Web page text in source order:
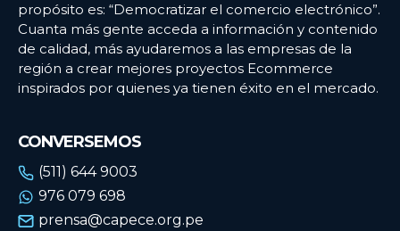
CHILE
COLOMBIA
ECUADOR
URUGUAY
VENEZUELA
CHILE
COLOMBIA
ECUADOR
URUGUAY
VENEZUELA
propósito es: “Democratizar el comercio electrónico”.
Cuanta más gente acceda a información y contenido
de calidad, más ayudaremos a las empresas de la
región a crear mejores proyectos Ecommerce
inspirados por quienes ya tienen éxito en el mercado.
CONVERSEMOS
(511) 644 9003
976 079 698
prensa@capece.org.pe